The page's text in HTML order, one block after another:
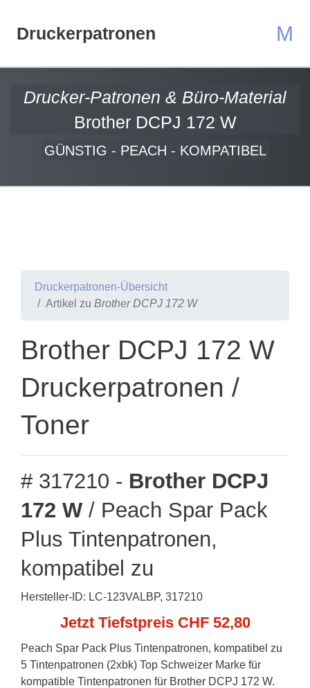
Druckerpatronen M
Drucker-Patronen & Büro-Material
Brother DCPJ 172 W
GÜNSTIG - PEACH - KOMPATIBEL
Druckerpatronen-Übersicht
Artikel zu Brother DCPJ 172 W
Brother DCPJ 172 W
Druckerpatronen /
Toner
# 317210 - Brother DCPJ
172 W / Peach Spar Pack
Plus Tintenpatronen,
kompatibel zu
Hersteller-ID: LC-123VALBP, 317210
Jetzt Tiefstpreis CHF 52,80
Peach Spar Pack Plus Tintenpatronen, kompatibel zu
5 Tintenpatronen (2xbk) Top Schweizer Marke für
kompatible Tintenpatronen für Brother DCPJ 172 W.